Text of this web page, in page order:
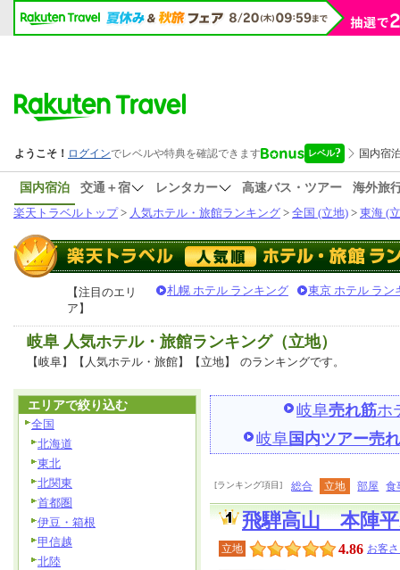
国内宿泊 交通＋宿 レンタカー 高速バス・ツアー
海外旅
楽天トラベルトップ> 人気ホテル・旅館ランキング > 全国 (立地) > 東海 (
【注目のエリ
ア】
札幌 ホテル ランキング 東京 ホテル ラン
岐阜 人気ホテル・旅館ランキング（立地）
【岐阜】【人気ホテル・旅館】【立地】 のランキングです。
岐阜売れ筋ホ
岐阜国内ツアー売
[ランキング項目] 総合 立地 部屋 食
飛騨高山 本陣
立地 4.86 お客
エリアで絞り込む
全国
北海道
東北
北関東
首都圏
伊豆・箱根
甲信越
北陸